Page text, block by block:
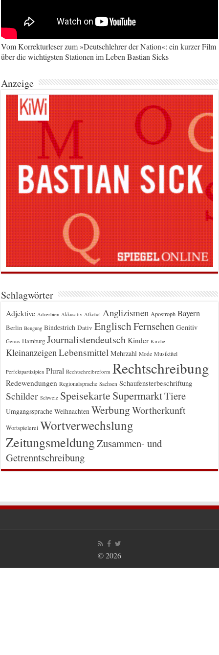
Vom Korrekturleser zum »Deutschlehrer der Nation«: ein kurzer Film
über die wichtigsten Stationen im Leben Bastian Sicks
Anzeige
Schlagwörter
Adjektive Adverbien Akkusativ Alkohol Anglizismen Apostroph Bayern
Berlin Beugung Bindestrich Dativ EnglischFernsehen Genitiv
Genus Hamburg Journalistendeutsch Kinder Kirche
Kleinanzeigen Lebensmittel Mehrzahl Mode Musiktitel
Perfektpartizipien Plural Rechtschreibreform Rechtschreibung
Redewendungen Regionalsprache Sachsen Schaufensterbeschriftung
Schilder Schweiz Speisekarte SupermarktTiere
Umgangssprache Weihnachten WerbungWortherkunft
Wortspielerei Wortverwechslung
ZeitungsmeldungZusammen- und
Getrenntschreibung
© 2026